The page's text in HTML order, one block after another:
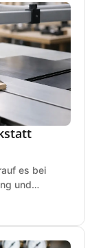
es bei
und